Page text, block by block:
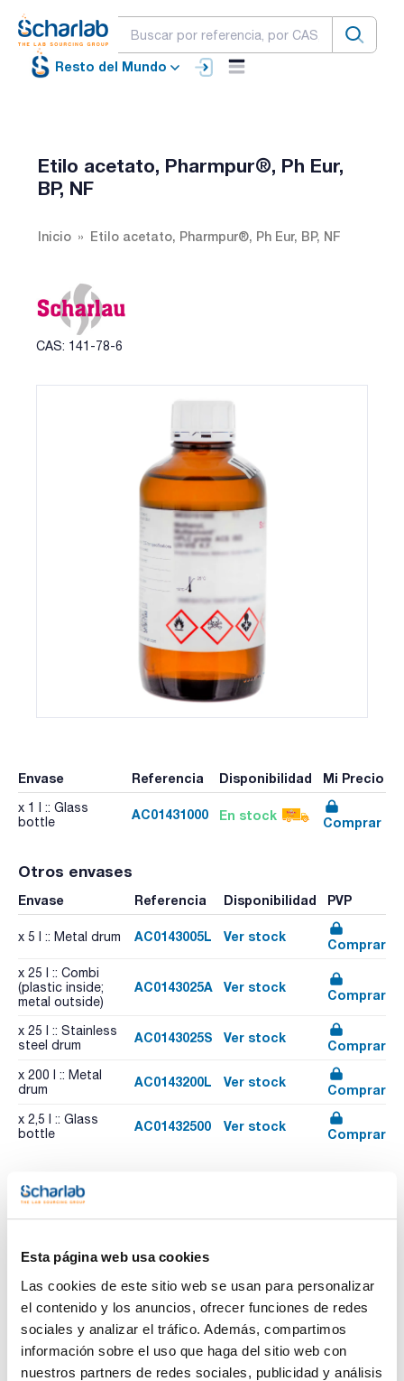
Esta página web usa cookies
Las cookies de este sitio web se usan para personalizar
el contenido y los anuncios, ofrecer funciones de redes
sociales y analizar el tráfico. Además, compartimos
información sobre el uso que haga del sitio web con
nuestros partners de redes sociales, publicidad y análisis
Resto del Mundo
Etilo acetato, Pharmpur®, Ph Eur,
BP, NF
Inicio Etilo acetato, Pharmpur®, Ph Eur, BP, NF
CAS: 141-78-6
Envase Referencia Disponibilidad Mi Precio
x 1 l :: Glass
bottle
AC01431000 En stock Comprar
Otros envases
Envase Referencia Disponibilidad PVP
x 5 l :: Metal drum AC0143005L Ver stock
Comprar
x 25 l :: Combi
(plastic inside;
metal outside)
AC0143025A Ver stock
Comprar
x 25 l :: Stainless
steel drum
AC0143025S Ver stock
Comprar
x 200 l :: Metal
drum
AC0143200L Ver stock
Comprar
x 2,5 l :: Glass
bottle
AC01432500 Ver stock
Comprar
Recursos relacionados